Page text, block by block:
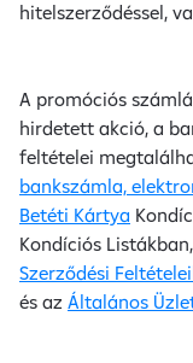
hitelszerződéssel,
A promóciós
hirdetett akció, a
feltételei
bankszámla,
Betéti Kártya
Kondíciós
Szerződési
és az Általános